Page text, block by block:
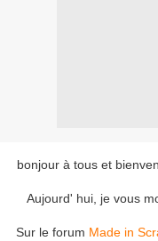
bonjour à tous et
Aujourd' hui, je vous
Sur le forum Made in